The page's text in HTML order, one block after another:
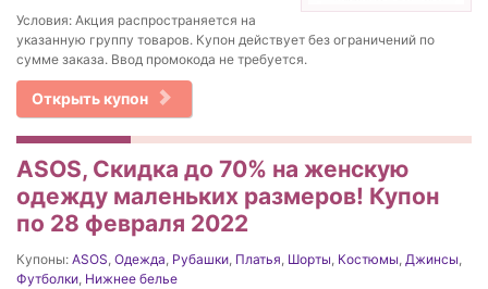
Условия: Акция распространяется на
указанную группу товаров. Купон действует без ограничений по
сумме заказа. Ввод промокода не требуется.
Открыть купон
ASOS, Скидка до 70% на женскую
одежду маленьких размеров! Купон
по 28 февраля 2022
Купоны: ASOS Одежда Рубашки Платья Шорты Костюмы Джинсы
Футболки Нижнее белье